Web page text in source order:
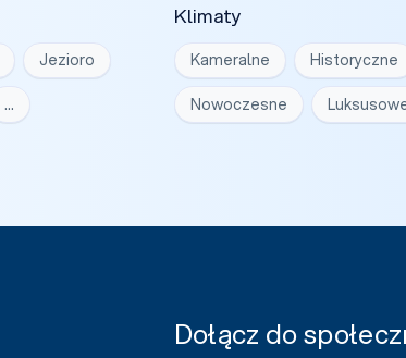
Jezioro
…
Klimaty
Kameralne Historyczne
Nowoczesne
Dołącz do